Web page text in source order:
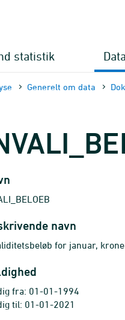
statistik
Generelt om data
navn
for januar,
fra: 01-01-1994
til: 01-01-2021